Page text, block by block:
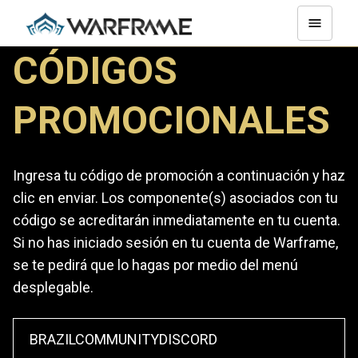
CÓDIGOS
PROMOCIONALES
Ingresa tu código de promoción a continuación y haz
clic en enviar. Los componente(s) asociados con tu
código se acreditarán inmediatamente en tu cuenta.
Si no has iniciado sesión en tu cuenta de Warframe,
se te pedirá que lo hagas por medio del menú
desplegable.